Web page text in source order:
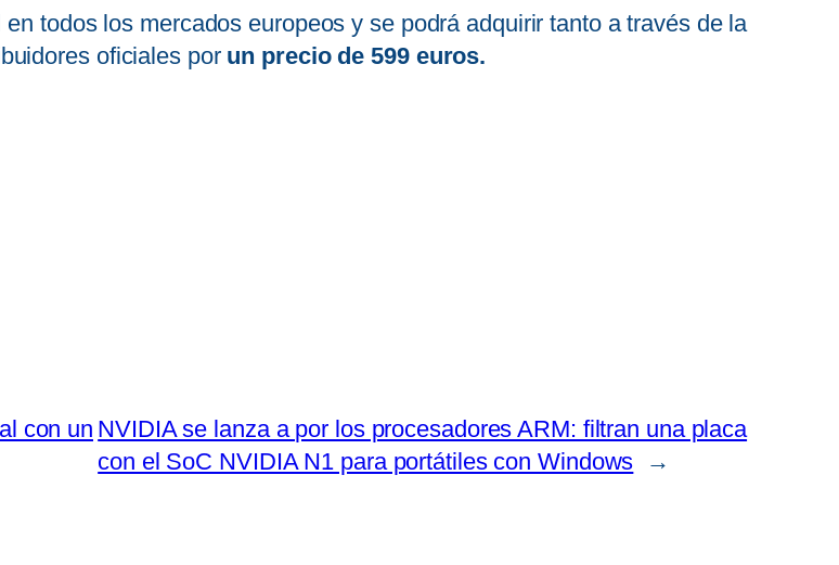
todos los mercados europeos y se podrá adquirir tanto a través de la
oficiales por un precio de 599 euros.
con un NVIDIA se lanza a por los procesadores ARM: filtran una placa
con el SoC NVIDIA N1 para portátiles con Windows
→